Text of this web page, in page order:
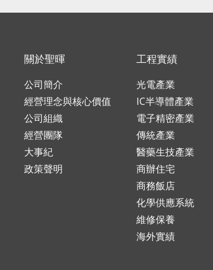
關於聖暉
公司簡介
經營理念與核心價值
公司組織
經營團隊
大事紀
政策聲明
工程實績
光電產業
IC半導體產業
電子精密產業
傳統產業
醫藥生技產業
商辦住宅
商務飯店
化學供應系統
維修保養
海外實績